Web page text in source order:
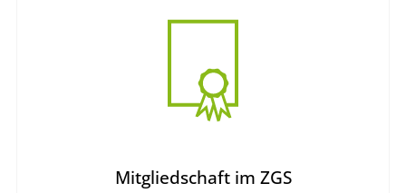
Mitgliedschaft im ZGS